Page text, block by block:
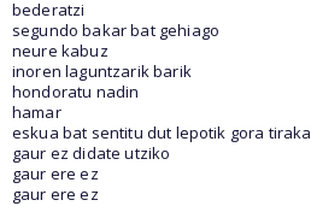
bederatzi
segundo bakar bat gehiago
neure kabuz
inoren laguntzarik barik
hondoratu nadin
hamar
eskua bat sentitu dut lepotik gora tiraka
gaur ez didate utziko
gaur ere ez
gaur ere ez